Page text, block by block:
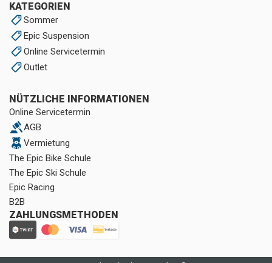
KATEGORIEN
Sommer
Epic Suspension
Online Servicetermin
Outlet
NÜTZLICHE INFORMATIONEN
Online Servicetermin
AGB
Vermietung
The Epic Bike Schule
The Epic Ski Schule
Epic Racing
B2B
ZAHLUNGSMETHODEN